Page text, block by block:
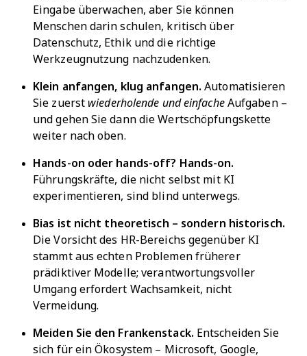
Eingabe überwachen, aber Sie können
Menschen darin schulen, kritisch über
Datenschutz, Ethik und die richtige
Werkzeugnutzung nachzudenken.
Klein anfangen, klug anfangen. Automatisieren
Sie zuerst wiederholende und einfacheAufgaben –
und gehen Sie dann die Wertschöpfungskette
weiter nach oben.
Hands-on oder hands-off? Hands-on.
Führungskräfte, die nicht selbst mit KI
experimentieren, sind blind unterwegs.
Bias ist nicht theoretisch – sondern historisch.
Die Vorsicht des HR-Bereichs gegenüber KI
stammt aus echten Problemen früherer
prädiktiver Modelle; verantwortungsvoller
Umgang erfordert Wachsamkeit, nicht
Vermeidung.
Meiden Sie den Frankenstack. Entscheiden Sie
sich für ein Ökosystem – Microsoft, Google,